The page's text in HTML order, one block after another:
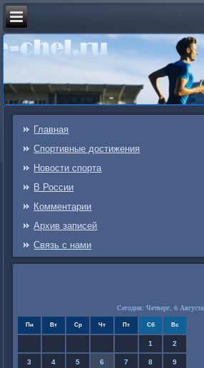
Главная
Спортивные достижения
Новости спорта
В России
Комментарии
Архив записей
Связь c нами
Сегодня: Четверг, 6 Августа
Пн Вт Ср Чт Пт Сб Вс
1 2
3 4 5 6 7 8 9